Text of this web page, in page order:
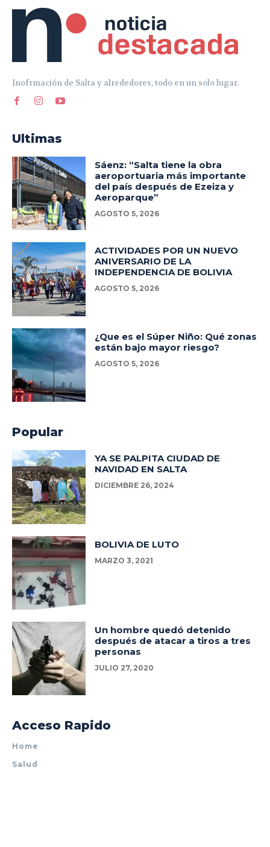
Inofrmación de Salta y alrededores, todo en un solo lugar.
Ultimas
Sáenz: “Salta tiene la obra
aeroportuaria más importante
del país después de Ezeiza y
Aeroparque”
AGOSTO 5, 2026
ACTIVIDADES POR UN NUEVO
ANIVERSARIO DE LA
INDEPENDENCIA DE BOLIVIA
AGOSTO 5, 2026
¿Que es el Súper Niño: Qué zonas
están bajo mayor riesgo?
AGOSTO 5, 2026
Popular
YA SE PALPITA CIUDAD DE
NAVIDAD EN SALTA
DICIEMBRE 26, 2024
BOLIVIA DE LUTO
MARZO 3, 2021
Un hombre quedó detenido
después de atacar a tiros a tres
personas
JULIO 27, 2020
Acceso Rapido
Home
Salud